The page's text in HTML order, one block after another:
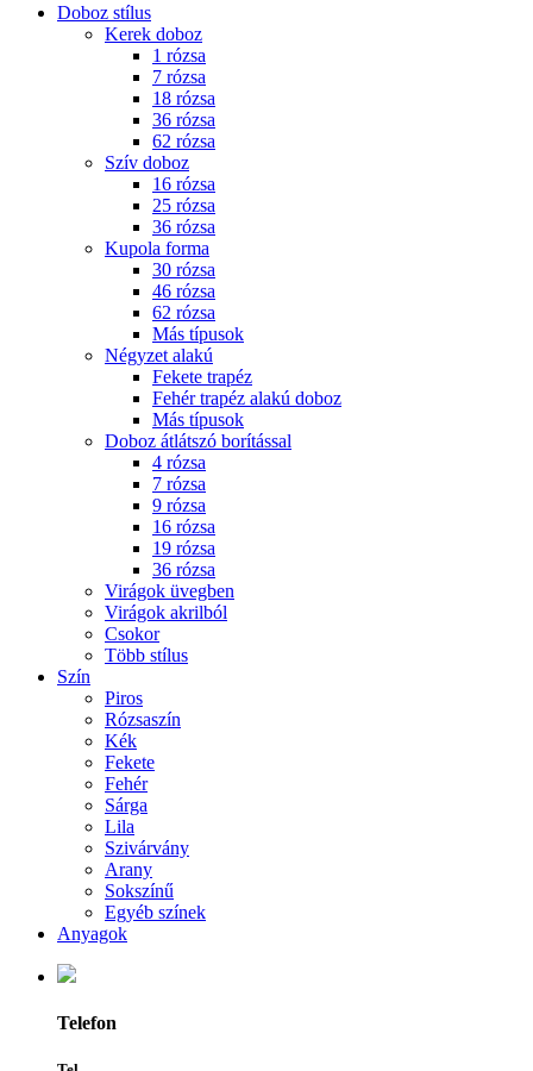
Doboz stílus
Kerek doboz
1 rózsa
7 rózsa
18 rózsa
36 rózsa
62 rózsa
Szív doboz
16 rózsa
25 rózsa
36 rózsa
Kupola forma
30 rózsa
46 rózsa
62 rózsa
Más típusok
Négyzet alakú
Fekete trapéz
Fehér trapéz alakú doboz
Más típusok
Doboz átlátszó borítással
4 rózsa
7 rózsa
9 rózsa
16 rózsa
19 rózsa
36 rózsa
Virágok üvegben
Virágok akrilból
Csokor
Több stílus
Szín
Piros
Rózsaszín
Kék
Fekete
Fehér
Sárga
Lila
Szivárvány
Arany
Sokszínű
Egyéb színek
Anyagok
Telefon